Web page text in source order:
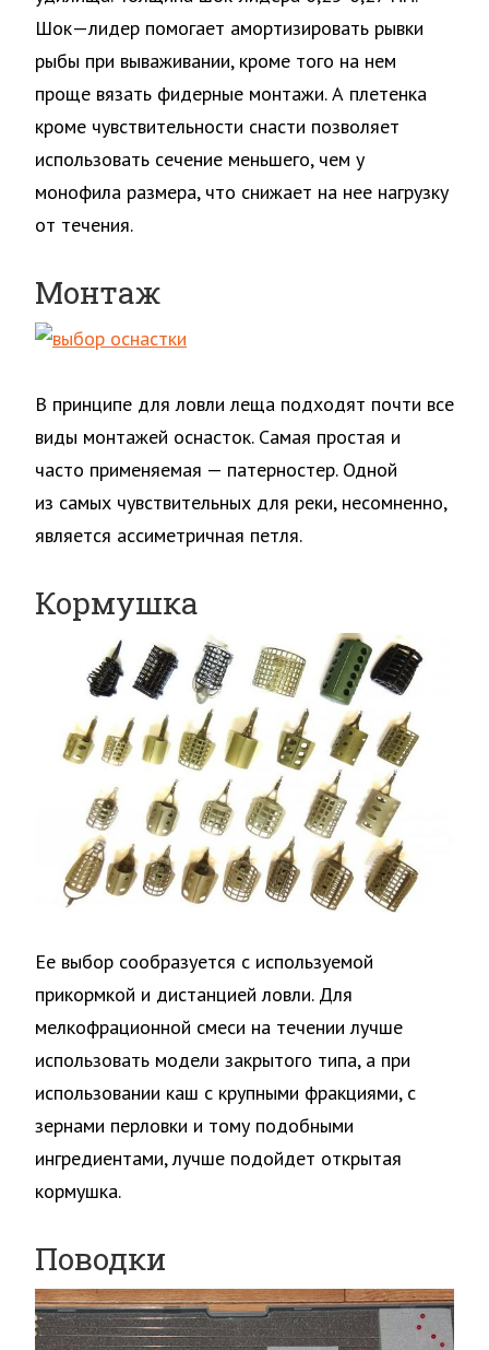
Шок—лидер помогает амортизировать рывки
рыбы при вываживании, кроме того на нем
проще вязать фидерные монтажи. А плетенка
кроме чувствительности снасти позволяет
использовать сечение меньшего, чем у
монофила размера, что снижает на нее нагрузку
от течения.
Монтаж
В принципе для ловли леща подходят почти все
виды монтажей оснасток. Самая простая и
часто применяемая — патерностер. Одной
из самых чувствительных для реки, несомненно,
является ассиметричная петля.
Кормушка
Ее выбор сообразуется с используемой
прикормкой и дистанцией ловли. Для
мелкофрационной смеси на течении лучше
использовать модели закрытого типа, а при
использовании каш с крупными фракциями, с
зернами перловки и тому подобными
ингредиентами, лучше подойдет открытая
кормушка.
Поводки